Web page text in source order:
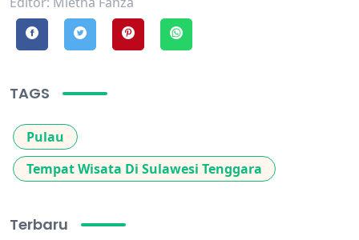
TAGS
Pulau
Tempat Wisata Di Sulawesi Tenggara
Terbaru